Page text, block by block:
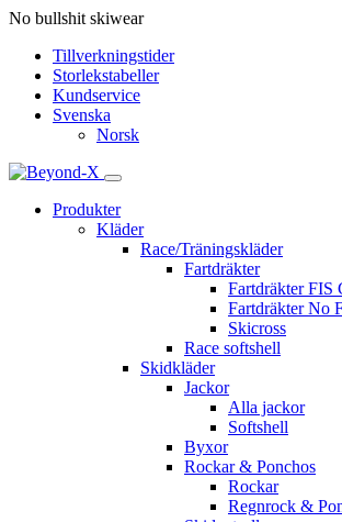
No bullshit skiwear
Tillverkningstider
Storlekstabeller
Kundservice
Svenska
Norsk
Produkter
Kläder
Race/Träningskläder
Fartdräkter
Fartdräkter FIS
Fartdräkter No
Skicross
Race softshell
Skidkläder
Jackor
Alla jackor
Softshell
Byxor
Rockar & Ponchos
Rockar
Regnrock &